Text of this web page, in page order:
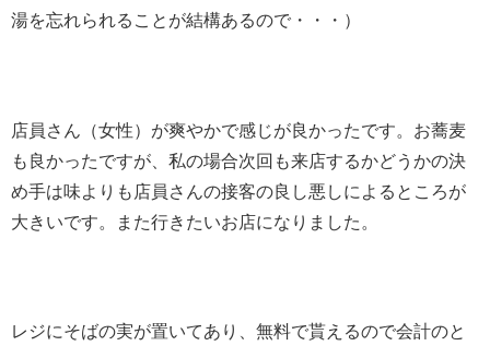
湯を忘れられることが結構あるので・・・）
店員さん（女性）が爽やかで感じが良かったです。お蕎麦
も良かったですが、私の場合次回も来店するかどうかの決
め手は味よりも店員さんの接客の良し悪しによるところが
大きいです。また行きたいお店になりました。
レジにそばの実が置いてあり、無料で貰えるので会計のと